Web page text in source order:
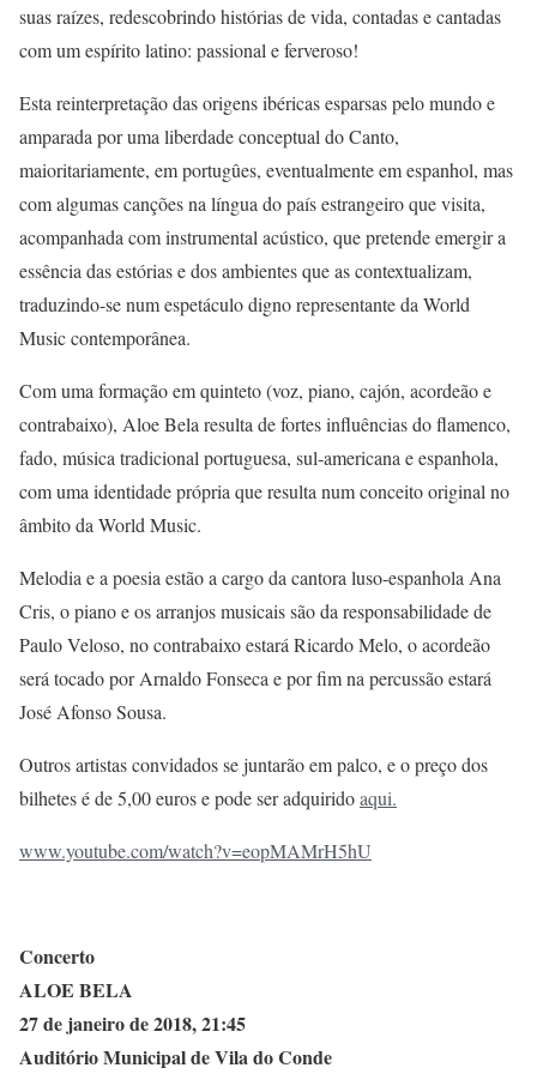
suas raízes, redescobrindo histórias de vida, contadas e cantadas
com um espírito latino: passional e ferveroso!
Esta reinterpretação das origens ibéricas esparsas pelo mundo e
amparada por uma liberdade conceptual do Canto,
maioritariamente, em portugûes, eventualmente em espanhol, mas
com algumas canções na língua do país estrangeiro que visita,
acompanhada com instrumental acústico, que pretende emergir a
essência das estórias e dos ambientes que as contextualizam,
traduzindo-se num espetáculo digno representante da World
Music contemporânea.
Com uma formação em quinteto (voz, piano, cajón, acordeão e
contrabaixo), Aloe Bela resulta de fortes influências do flamenco,
fado, música tradicional portuguesa, sul-americana e espanhola,
com uma identidade própria que resulta num conceito original no
âmbito da World Music.
Melodia e a poesia estão a cargo da cantora luso-espanhola Ana
Cris, o piano e os arranjos musicais são da responsabilidade de
Paulo Veloso, no contrabaixo estará Ricardo Melo, o acordeão
será tocado por Arnaldo Fonseca e por fim na percussão estará
José Afonso Sousa.
Outros artistas convidados se juntarão em palco, e o preço dos
bilhetes é de 5,00 euros e pode ser adquiridoaqui.
www.youtube.com/watch?v=eopMAMrH5hU
Concerto
ALOE BELA
27 de janeiro de 2018, 21:45
Auditório Municipal de Vila do Conde